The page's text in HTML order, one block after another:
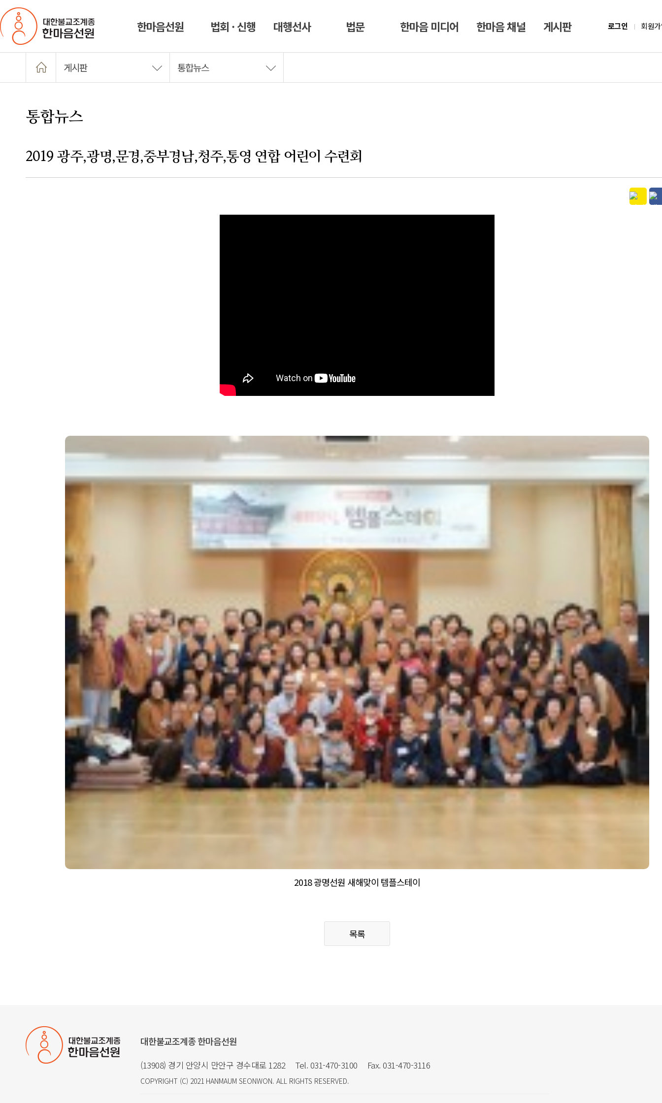
한마음선원 법회 · 신행 대행선사 법문 한마음 미디어 한마음 채널 게시판 로그인 회원
게시판 통합뉴스
통합뉴스
2019 광주,광명,문경,중부경남,청주,통영 연합 어린이 수련회
2018 광명선원 새해맞이 템플스테이
목록
대한불교조계종 한마음선원
(13908) 경기 안양시 만안구 경수대로 1282 Tel. 031-470-3100 Fax. 031-470-3116
COPYRIGHT (C) 2021 HANMAUM SEONWON. ALL RIGHTS RESERVED.